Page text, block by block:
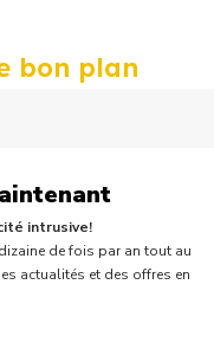
bon plan
intrusive!
de fois par an tout au
actualités et des offres en